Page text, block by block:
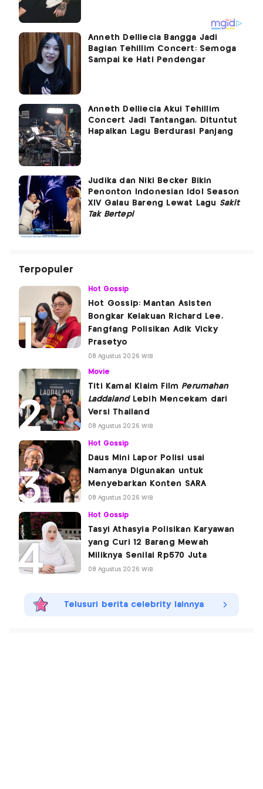
Anneth Delliecia Bangga Jadi
Bagian Tehillim Concert: Semoga
Sampai ke Hati Pendengar
Anneth Delliecia Akui Tehillim
Concert Jadi Tantangan, Dituntut
Hapalkan Lagu Berdurasi Panjang
Judika dan Niki Becker Bikin
Penonton Indonesian Idol Season
XIV Galau Bareng Lewat Lagu Sakit
Tak Bertepi
Terpopuler
Hot Gossip
Hot Gossip: Mantan Asisten
Bongkar Kelakuan Richard Lee,
Fangfang Polisikan Adik Vicky
Prasetyo
08 Agustus 2026 WIB
Movie
Titi Kamal Klaim Film Perumahan
LaddalandLebih Mencekam dari
Versi Thailand
08 Agustus 2026 WIB
Hot Gossip
Daus Mini Lapor Polisi usai
Namanya Digunakan untuk
Menyebarkan Konten SARA
08 Agustus 2026 WIB
Hot Gossip
Tasyi Athasyia Polisikan Karyawan
yang Curi 12 Barang Mewah
Miliknya Senilai Rp570 Juta
08 Agustus 2026 WIB
Telusuri berita celebrity lainnya